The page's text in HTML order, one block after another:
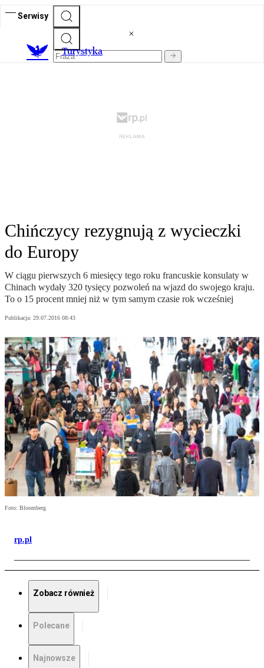
Serwisy
Turystyka
Chińczycy rezygnują z wycieczki
do Europy
W ciągu pierwszych 6 miesięcy tego roku francuskie konsulaty w
Chinach wydały 320 tysięcy pozwoleń na wjazd do swojego kraju.
To o 15 procent mniej niż w tym samym czasie rok wcześniej
Publikacja: 29.07.2016 08:43
Foto: Bloomberg
rp.pl
Zobacz również
Polecane
Najnowsze